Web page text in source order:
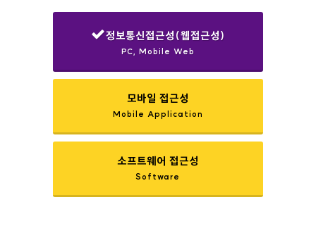
정보통신접근성(웹접근성)
PC, Mobile Web
모바일 접근성
Mobile Application
소프트웨어 접근성
Software